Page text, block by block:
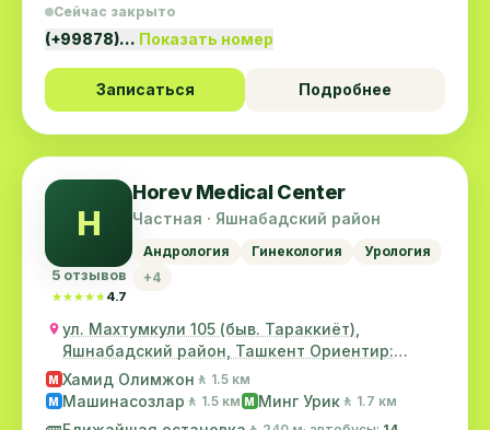
Сейчас закрыто
(+99878)… Показать номер
Записаться Подробнее
H
5 отзывов
★★★★★
★★★★★ 4.7
Horev Medical Center
Частная · Яшнабадский район
Андрология Гинекология
Урология
+4
ул. Махтумкули 105 (быв. Тараккиёт),
Яшнабадский район, Ташкент Ориентир:
старое ТашМИ
M Хамид Олимжон 🚶 1.5 км
M Машинасозлар 🚶 1.5 км M Минг Урик 🚶 1.7 км